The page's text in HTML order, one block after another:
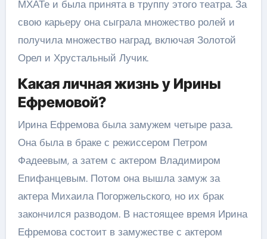
МХАТе и была принята в труппу этого театра. За
свою карьеру она сыграла множество ролей и
получила множество наград, включая Золотой
Орел и Хрустальный Лучик.
Какая личная жизнь у Ирины
Ефремовой?
Ирина Ефремова была замужем четыре раза.
Она была в браке с режиссером Петром
Фадеевым, а затем с актером Владимиром
Епифанцевым. Потом она вышла замуж за
актера Михаила Погоржельского, но их брак
закончился разводом. В настоящее время Ирина
Ефремова состоит в замужестве с актером